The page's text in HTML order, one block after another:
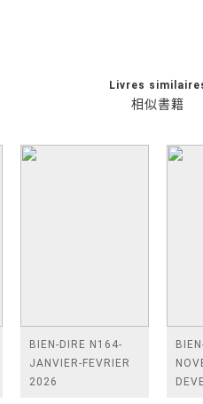
相似書籍
Livres
BIEN-DIRE N164-
JANVIER-FEVRIER
2026